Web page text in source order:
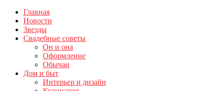
Главная
Новости
Звезды
Свадебные советы
Он и она
Оформление
Обычаи
Дом и быт
Интерьер и дизайн